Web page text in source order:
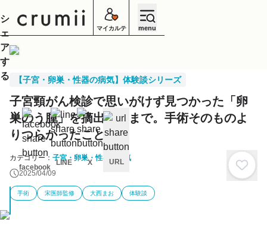
マイカルテ menu
【子宮・卵巣・性器の病気】体験談シリーズ
子宮頸がん検診で思いがけず見つかった「卵
巣のう腫」を摘出するまで。手術そのものよ
りつらかったことは？
カテゴリー： 子宮・卵巣・性器の病気
2025/04/09
手術 宋医師監修 大西まお 体験談
シ
ェ
ア
す
る
facebook
LINE X URL
キ
ャ
ン
セ
ル